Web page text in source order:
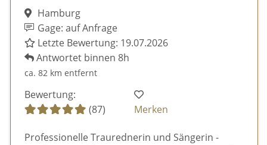
Hamburg
Gage: auf Anfrage
Letzte Bewertung: 19.07.2026
Antwortet binnen 8h
ca. 82 km entfernt
Bewertung:
(87)
Merken
Professionelle Traurednerin und Sängerin -